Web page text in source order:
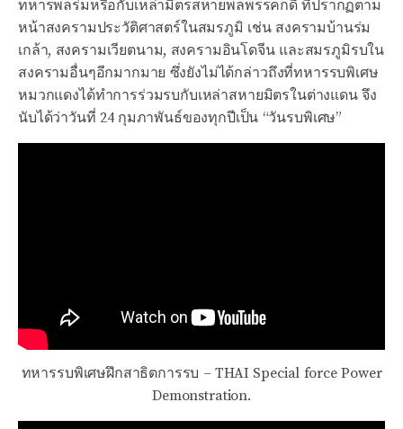
ทหารพลร่มหรือกับเหล่ามิตรสหายพลพรรคก็ดี ที่ปรากฏตาม
หน้าสงครามประวัติศาสตร์ในสมรภูมิ เช่น สงครามบ้านร่ม
เกล้า, สงครามเวียตนาม, สงครามอินโดจีน และสมรภูมิรบใน
สงครามอื่นๆอีกมากมาย ซึ่งยังไม่ได้กล่าวถึงที่ทหารรบพิเศษ
หมวกแดงได้ทำการร่วมรบกับเหล่าสหายมิตรในต่างแดน จึง
นับได้ว่าวันที่ 24 กุมภาพันธ์ของทุกปีเป็น “วันรบพิเศษ”
ทหารรบพิเศษฝึกสาธิตการรบ – THAI Special force Power
Demonstration.